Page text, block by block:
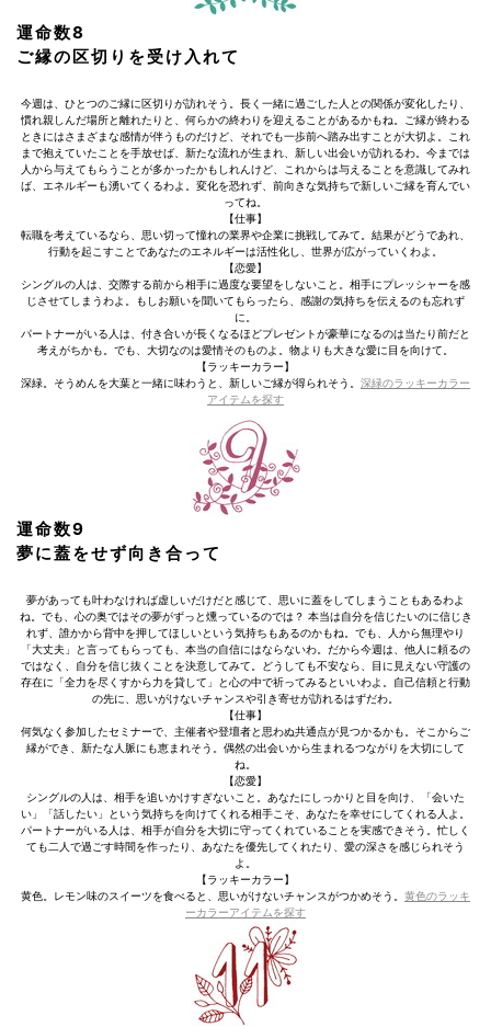
運命数8
ご縁の区切りを受け入れて
今週は、ひとつのご縁に区切りが訪れそう。長く一緒に過ごした人との関係が変化したり、
慣れ親しんだ場所と離れたりと、何らかの終わりを迎えることがあるかもね。ご縁が終わる
ときにはさまざまな感情が伴うものだけど、それでも一歩前へ踏み出すことが大切よ。これ
まで抱えていたことを手放せば、新たな流れが生まれ、新しい出会いが訪れるわ。今までは
人から与えてもらうことが多かったかもしれんけど、これからは与えることを意識してみれ
ば、エネルギーも湧いてくるわよ。変化を恐れず、前向きな気持ちで新しいご縁を育んでい
ってね。
【仕事】
転職を考えているなら、思い切って憧れの業界や企業に挑戦してみて。結果がどうであれ、
行動を起こすことであなたのエネルギーは活性化し、世界が広がっていくわよ。
【恋愛】
シングルの人は、交際する前から相手に過度な要望をしないこと。相手にプレッシャーを感
じさせてしまうわよ。もしお願いを聞いてもらったら、感謝の気持ちを伝えるのも忘れず
に。
パートナーがいる人は、付き合いが長くなるほどプレゼントが豪華になるのは当たり前だと
考えがちかも。でも、大切なのは愛情そのものよ。物よりも大きな愛に目を向けて。
【ラッキーカラー】
深緑。そうめんを大葉と一緒に味わうと、新しいご縁が得られそう。 深緑のラッキーカラー
アイテムを探す
運命数9
夢に蓋をせず向き合って
夢があっても叶わなければ虚しいだけだと感じて、思いに蓋をしてしまうこともあるわよ
ね。でも、心の奥ではその夢がずっと燻っているのでは？ 本当は自分を信じたいのに信じき
れず、誰かから背中を押してほしいという気持ちもあるのかもね。でも、人から無理やり
「大丈夫」と言ってもらっても、本当の自信にはならないわ。だから今週は、他人に頼るの
ではなく、自分を信じ抜くことを決意してみて。どうしても不安なら、目に見えない守護の
存在に「全力を尽くすから力を貸して」と心の中で祈ってみるといいわよ。自己信頼と行動
の先に、思いがけないチャンスや引き寄せが訪れるはずだわ。
【仕事】
何気なく参加したセミナーで、主催者や登壇者と思わぬ共通点が見つかるかも。そこからご
縁ができ、新たな人脈にも恵まれそう。偶然の出会いから生まれるつながりを大切にして
ね。
【恋愛】
シングルの人は、相手を追いかけすぎないこと。あなたにしっかりと目を向け、「会いた
い」「話したい」という気持ちを向けてくれる相手こそ、あなたを幸せにしてくれる人よ。
パートナーがいる人は、相手が自分を大切に守ってくれていることを実感できそう。忙しく
ても二人で過ごす時間を作ったり、あなたを優先してくれたり、愛の深さを感じられそう
よ。
【ラッキーカラー】
黄色。レモン味のスイーツを食べると、思いがけないチャンスがつかめそう。 黄色のラッキ
ーカラーアイテムを探す